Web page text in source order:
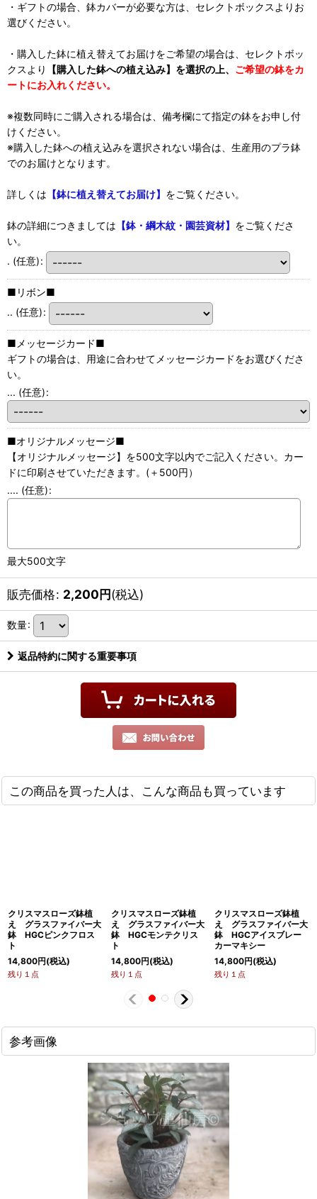
・ギフトの場合、鉢カバーが必要な方は、セレクトボックスよりお
選びください。
・購入した鉢に植え替えてお届けをご希望の場合は、セレクトボッ
クスより
【購入した鉢への植え込み】を選択の上、 ご希望の鉢をカ
ートにお入れください。
※複数同時にご購入される場合は、備考欄にて指定の鉢をお申し付
けください。
※購入した鉢への植え込みを選択されない場合は、生産用のプラ鉢
でのお届けとなります。
詳しくは 【鉢に植え替えてお届け】 をご覧ください。
鉢の詳細につきましては 【鉢・綱木紋・園芸資材】 をご覧くださ
い。
. (任意):
■リボン■
.. (任意):
■メッセージカード■
ギフトの場合は、用途に合わせてメッセージカードをお選びくださ
い。
... (任意):
■オリジナルメッセージ■
【オリジナルメッセージ】を500文字以内でご記入ください。カー
ドに印刷させていただきます。(＋500円）
.... (任意):
最大500文字
販売価格: 2,200円(税込)
数量:
返品特約に関する重要事項
この商品を買った人は、こんな商品も買っています
クリスマスローズ鉢植
え グラスファイバー大
鉢 HGCピンクフロス
ト
14,800円(税込)
残り１点
クリスマスローズ鉢植
え グラスファイバー大
鉢 HGCモンテクリス
ト
14,800円(税込)
残り１点
クリスマスローズ鉢植
え グラスファイバー大
鉢 HGCアイスブレー
カーマキシー
14,800円(税込)
残り１点
参考画像